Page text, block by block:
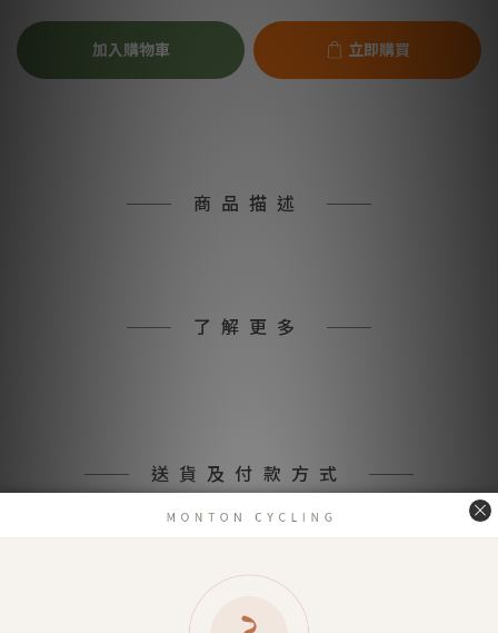
加入購物車 立即購買
商品描述
了解更多
送貨及付款方式
送貨方式
7-11超商取貨不付款 （約4-5天送達）
宅配到府（金門／馬祖／澎湖 外島地區除外）
金門／馬祖／澎湖 等外島地區（郵寄）